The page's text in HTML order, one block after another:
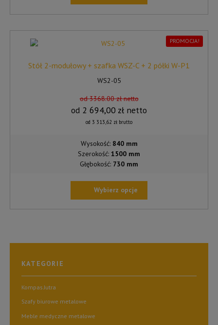
MA
WIELE
OPCJEStół 2-modułowy + szafka WSZ-C + 2 półki W-P1
WS2-05
PROMOCJA!
od 3368.00 zł netto
od 2 694,00 zł netto
od 3 313,62 zł brutto
Wysokość: 840 mm
Szerokość: 1500 mm
Głębokość: 730 mm
Wybierz opcje
MOŻNA
WYBRAĆ
NA
STRONIE
KATEGORIE
Kompas Jutra
Szafy biurowe metalowe
Meble medyczne metalowe